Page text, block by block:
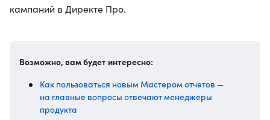
кампаний в Директе Про.
Возможно, вам будет интересно:
Как пользоваться новым Мастером отчетов —
на главные вопросы отвечают менеджеры
продукта